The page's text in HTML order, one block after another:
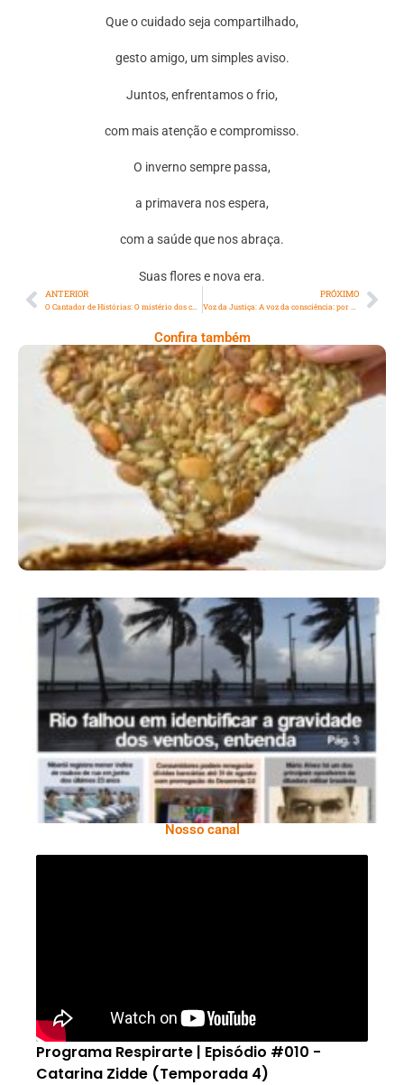
Que o cuidado seja compartilhado,
gesto amigo, um simples aviso.
Juntos, enfrentamos o frio,
com mais atenção e compromisso.
O inverno sempre passa,
a primavera nos espera,
com a saúde que nos abraça.
Suas flores e nova era.
ANTERIOR PRÓXIMO
Confira também
Comer Bem: Cracker De Sementes
Ano X – Número 366 01 A 07 De Agosto De
2026
Nosso canal
Programa Respirarte | Episódio #010 -
Catarina Zidde (Temporada 4)